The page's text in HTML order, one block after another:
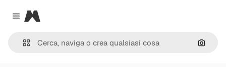
Close menu
Magnific
Cerca